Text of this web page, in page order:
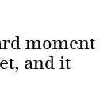
moment
and it